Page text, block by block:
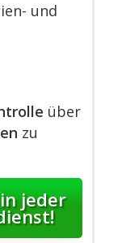
und
über
zu
jeder